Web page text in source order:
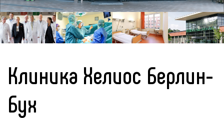
Клиника Хелиос Берлин-
Бух